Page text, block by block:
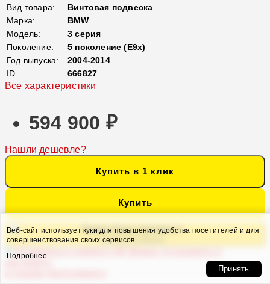
Вид товара:
Винтовая подвеска
Марка:
BMW
Модель:
3 серия
Поколение:
5 поколение (E9x)
Год выпуска:
2004-2014
ID
666827
Все характеристики
594 900 ₽
Нашли дешевле?
Купить в 1 клик
Купить
Кредит банка партнера от
31 311 ₽ в месяц
настроить
Веб-сайт использует куки для повышения удобства посетителей и для
совершенствования своих сервисов
Подробнее
Принять